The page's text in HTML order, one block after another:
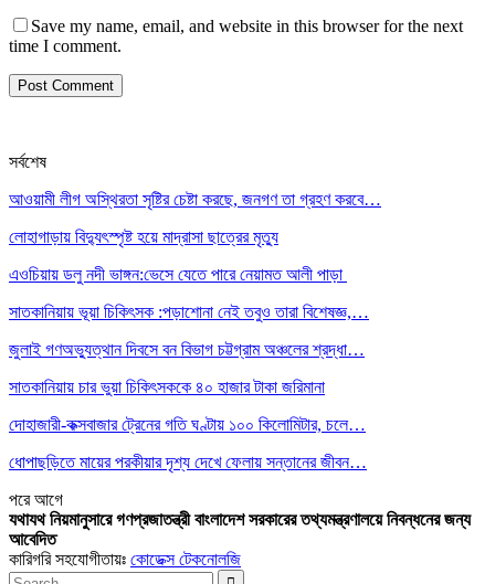
Save my name, email, and website in this browser for the next
time I comment.
সর্বশেষ
আওয়ামী লীগ অস্থিরতা সৃষ্টির চেষ্টা করছে, জনগণ তা গ্রহণ করবে…
লোহাগাড়ায় বিদ্যুৎস্পৃষ্ট হয়ে মাদ্রাসা ছাত্রের মৃত্যু
এওচিয়ায় ডলু নদী ভাঙ্গন:ভেসে যেতে পারে নেয়ামত আলী পাড়া
সাতকানিয়ায় ভূয়া চিকিৎসক :পড়াশোনা নেই তবুও তারা বিশেষজ্ঞ,…
জুলাই গণঅভ্যুত্থান দিবসে বন বিভাগ চট্টগ্রাম অঞ্চলের শ্রদ্ধা…
সাতকানিয়ায় চার ভুয়া চিকিৎসককে ৪০ হাজার টাকা জরিমানা
দোহাজারী-কক্সবাজার ট্রেনের গতি ঘণ্টায় ১০০ কিলোমিটার, চলে…
ধোপাছড়িতে মায়ের পরকীয়ার দৃশ্য দেখে ফেলায় সন্তানের জীবন…
পরেআগে
যথাযথ নিয়মানুসারে গণপ্রজাতন্ত্রী বাংলাদেশ সরকারের তথ্যমন্ত্রণালয়ে নিবন্ধনের জন্য
আবেদিত
কারিগরি সহযোগীতায়ঃ কোডেক্স টেকনোলজি